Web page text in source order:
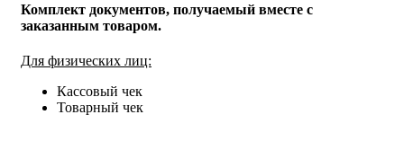
Комплект документов, получаемый вместе с
заказанным товаром.
Для физических лиц:
Кассовый чек
Товарный чек